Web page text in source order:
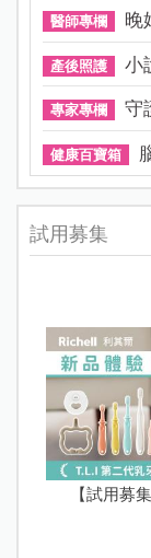
醫師專欄 晚
產後照護 小
專家專欄 守
健康百寶箱
試用募集
【試用募